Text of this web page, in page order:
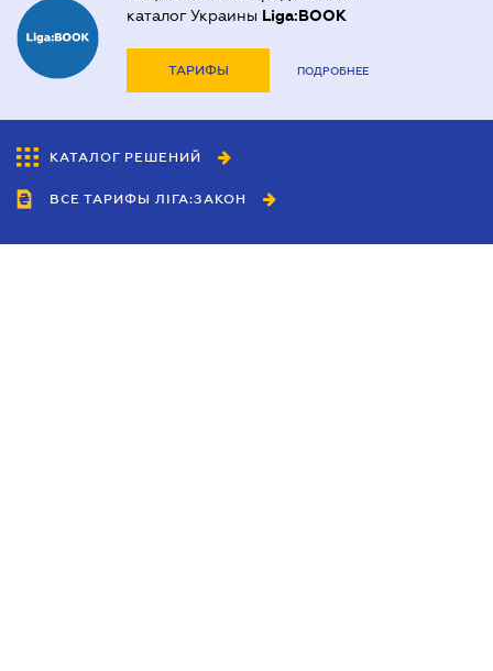
каталог Украины Liga:BOOK
ТАРИФЫ ПОДРОБНЕЕ
КАТАЛОГ РЕШЕНИЙ
ВСЕ ТАРИФЫ ЛІГА:ЗАКОН